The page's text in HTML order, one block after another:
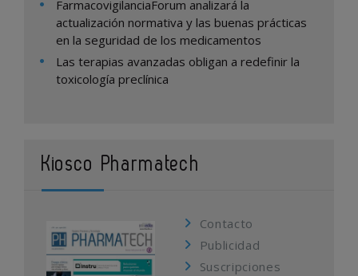
FarmacovigilanciaForum analizará la
actualización normativa y las buenas prácticas
en la seguridad de los medicamentos
Las terapias avanzadas obligan a redefinir la
toxicología preclínica
Kiosco Pharmatech
Contacto
Publicidad
Suscripciones